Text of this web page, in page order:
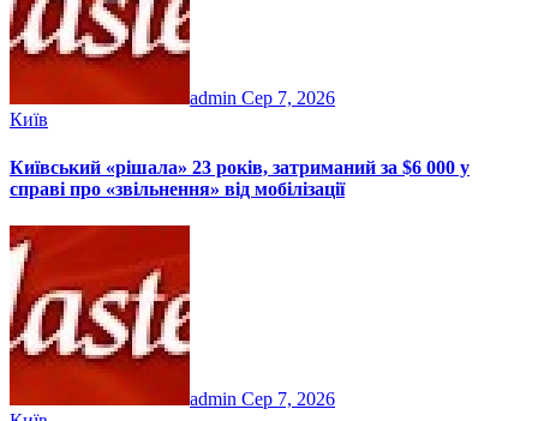
admin Сер 7, 2026
Київ
Київський «рішала» 23 років, затриманий за $6 000 у
справі про «звільнення» від мобілізації
admin Сер 7, 2026